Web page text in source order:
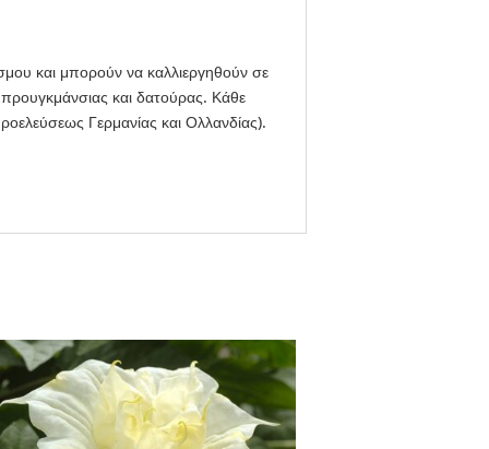
και μπορούν να καλλιεργηθούν σε
και δατούρας. Κάθε
Γερμανίας και Ολλανδίας).